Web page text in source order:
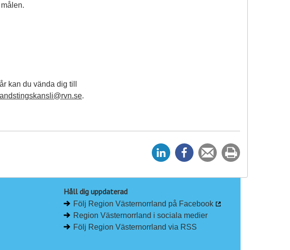
kan du vända dig till
.
e
p
å
L
e
p
å
F
Tipsa
en
ut
Håll dig uppdaterad
Följ Region Västernorrland på Facebook
Region Västernorrland i sociala medier
Följ Region Västernorrland via RSS